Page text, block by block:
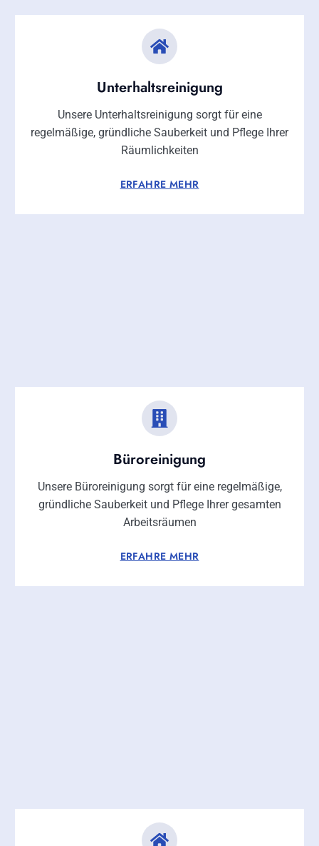
Unterhaltsreinigung
Unsere Unterhaltsreinigung sorgt für eine
regelmäßige, gründliche Sauberkeit und Pflege Ihrer
Räumlichkeiten
ERFAHRE MEHR
Büroreinigung
Unsere Büroreinigung sorgt für eine regelmäßige,
gründliche Sauberkeit und Pflege Ihrer gesamten
Arbeitsräumen
ERFAHRE MEHR